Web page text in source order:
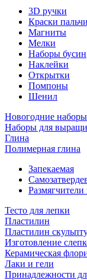
3D ручки
Краски
Магниты
Мелки
Наборы бусин
Наклейки
Открытки
Помпоны
Шенил
Новогодние наборы
Наборы для
Глина
Полимерная глина
Запекаемая
Тесто для лепки
Пластилин
Пластилин
Изготовление
Керамическая
Лаки и гели
Принадлежности